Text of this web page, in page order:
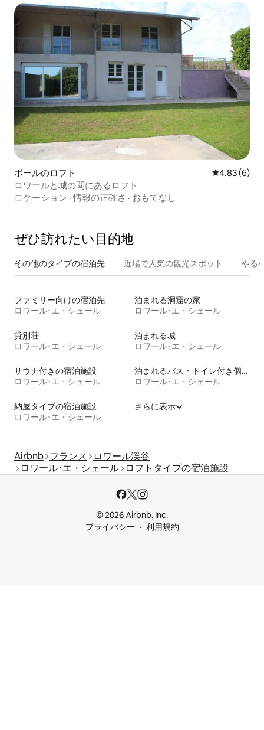
ボールのロフト レビュー6
4.83 (6)
ロワールと城の間にあるロフト
ロケーション ·情報の正確さ · おもてなし
ぜひ訪⁠れ⁠た⁠い目⁠的⁠地
その他のタ⁠イ⁠プ⁠の宿⁠泊⁠先 近場で人気の観光スポット やる
ファミリー向けの宿泊先
ロワール･エ・シェール
泊まれる洞窟の家
ロワール･エ・シェール
貸別荘
ロワール･エ・シェール
泊まれる城
ロワール･エ・シェール
サウナ付きの宿泊施設
ロワール･エ・シェール
泊まれるバス・トイレ付き個室
ロワール･エ・シェール
納屋タイプの宿泊施設
ロワール･エ・シェール
さらに表示
Airbnb フランス
ロワール渓谷
ロワール･エ・シェール
ロフトタイプの宿泊施設
© 2026 Airbnb, Inc.
プライバシー
利用規約